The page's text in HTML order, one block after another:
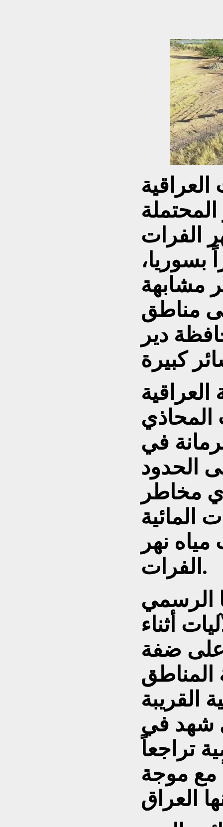
الفرات
بسوريا،
مشابهة
مناطق
دير
المحاذي
في
الحدود
مخاطر
المائية
نهر
الفرات.
الرسمي
أثناء
على ضفة
المناطق
القريبة
شهد في
تراجعاً
مع موجة